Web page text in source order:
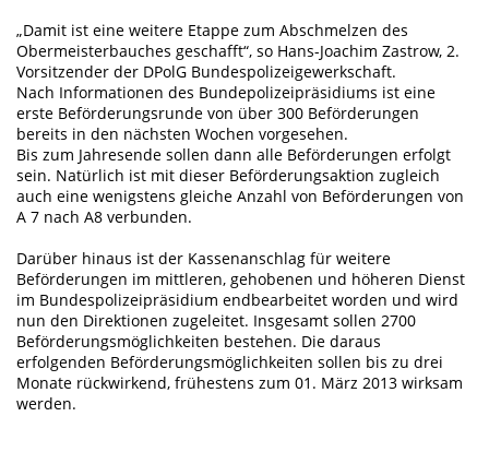
„Damit ist eine weitere Etappe zum Abschmelzen des
Obermeisterbauches geschafft“, so Hans-Joachim Zastrow, 2.
Vorsitzender der DPolG Bundespolizeigewerkschaft.
Nach Informationen des Bundepolizeipräsidiums ist eine
erste Beförderungsrunde von über 300 Beförderungen
bereits in den nächsten Wochen vorgesehen.
Bis zum Jahresende sollen dann alle Beförderungen erfolgt
sein. Natürlich ist mit dieser Beförderungsaktion zugleich
auch eine wenigstens gleiche Anzahl von Beförderungen von
A 7 nach A8 verbunden.
Darüber hinaus ist der Kassenanschlag für weitere
Beförderungen im mittleren, gehobenen und höheren Dienst
im Bundespolizeipräsidium endbearbeitet worden und wird
nun den Direktionen zugeleitet. Insgesamt sollen 2700
Beförderungsmöglichkeiten bestehen. Die daraus
erfolgenden Beförderungsmöglichkeiten sollen bis zu drei
Monate rückwirkend, frühestens zum 01. März 2013 wirksam
werden.